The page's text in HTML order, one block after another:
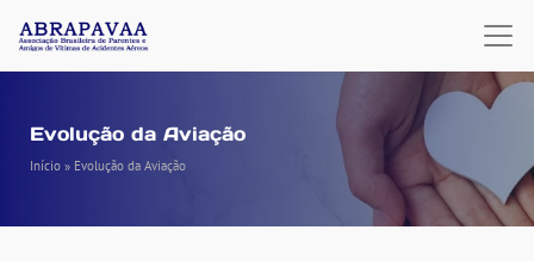
Evolução da Aviação
Início » Evolução da Aviação